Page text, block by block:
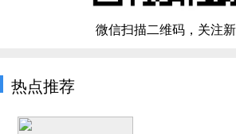
微信扫描二维码，关注
热点推荐